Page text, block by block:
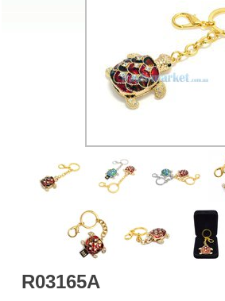
R03165A